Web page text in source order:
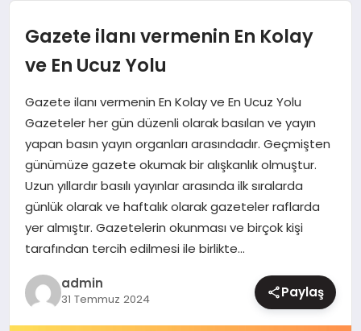
GÜNCEL
YAŞAM
SAĞLIK
DÜNYA
MAGAZIN
Gazete ilanı vermenin En Kolay
ve En Ucuz Yolu
Gazete ilanı vermenin En Kolay ve En Ucuz Yolu
Gazeteler her gün düzenli olarak basılan ve yayın
yapan basın yayın organları arasındadır. Geçmişten
günümüze gazete okumak bir alışkanlık olmuştur.
Uzun yıllardır basılı yayınlar arasında ilk sıralarda
günlük olarak ve haftalık olarak gazeteler raflarda
yer almıştır. Gazetelerin okunması ve birçok kişi
tarafından tercih edilmesi ile birlikte…
admin
31 Temmuz 2024 Paylaş